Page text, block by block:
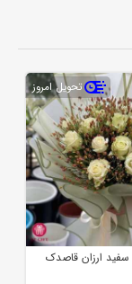
تحویل امروز
ارزان قاصدک